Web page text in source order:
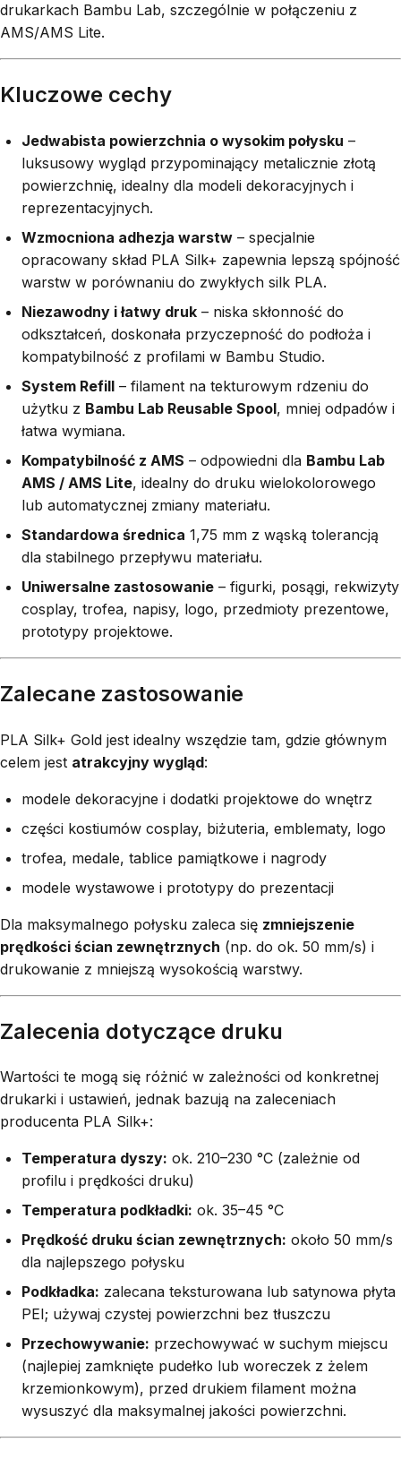
drukarkach Bambu Lab, szczególnie w połączeniu z
AMS/AMS Lite.
Kluczowe cechy
Jedwabista powierzchnia o wysokim połysku –
luksusowy wygląd przypominający metalicznie złotą
powierzchnię, idealny dla modeli dekoracyjnych i
reprezentacyjnych.
Wzmocniona adhezja warstw – specjalnie
opracowany skład PLA Silk+ zapewnia lepszą spójność
warstw w porównaniu do zwykłych silk PLA.
Niezawodny i łatwy druk – niska skłonność do
odkształceń, doskonała przyczepność do podłoża i
kompatybilność z profilami w Bambu Studio.
System Refill – filament na tekturowym rdzeniu do
użytku z Bambu Lab Reusable Spool, mniej odpadów i
łatwa wymiana.
Kompatybilność z AMS – odpowiedni dla Bambu Lab
AMS / AMS Lite, idealny do druku wielokolorowego
lub automatycznej zmiany materiału.
Standardowa średnica 1,75 mm z wąską tolerancją
dla stabilnego przepływu materiału.
Uniwersalne zastosowanie – figurki, posągi, rekwizyty
cosplay, trofea, napisy, logo, przedmioty prezentowe,
prototypy projektowe.
Zalecane zastosowanie
PLA Silk+ Gold jest idealny wszędzie tam, gdzie głównym
celem jest atrakcyjny wygląd:
modele dekoracyjne i dodatki projektowe do wnętrz
części kostiumów cosplay, biżuteria, emblematy, logo
trofea, medale, tablice pamiątkowe i nagrody
modele wystawowe i prototypy do prezentacji
Dla maksymalnego połysku zaleca się zmniejszenie
prędkości ścian zewnętrznych (np. do ok. 50 mm/s) i
drukowanie z mniejszą wysokością warstwy.
Zalecenia dotyczące druku
Wartości te mogą się różnić w zależności od konkretnej
drukarki i ustawień, jednak bazują na zaleceniach
producenta PLA Silk+:
Temperatura dyszy: ok. 210–230 °C (zależnie od
profilu i prędkości druku)
Temperatura podkładki: ok. 35–45 °C
Prędkość druku ścian zewnętrznych: około 50 mm/s
dla najlepszego połysku
Podkładka: zalecana teksturowana lub satynowa płyta
PEI; używaj czystej powierzchni bez tłuszczu
Przechowywanie: przechowywać w suchym miejscu
(najlepiej zamknięte pudełko lub woreczek z żelem
krzemionkowym), przed drukiem filament można
wysuszyć dla maksymalnej jakości powierzchni.